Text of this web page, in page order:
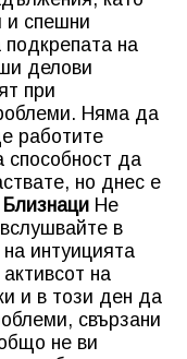
и спешни
на
делови
при
Няма да
работите
способност да
но днес е
Близнаци Не
в
интуицията
на
и в този ден да
свързани
не ви